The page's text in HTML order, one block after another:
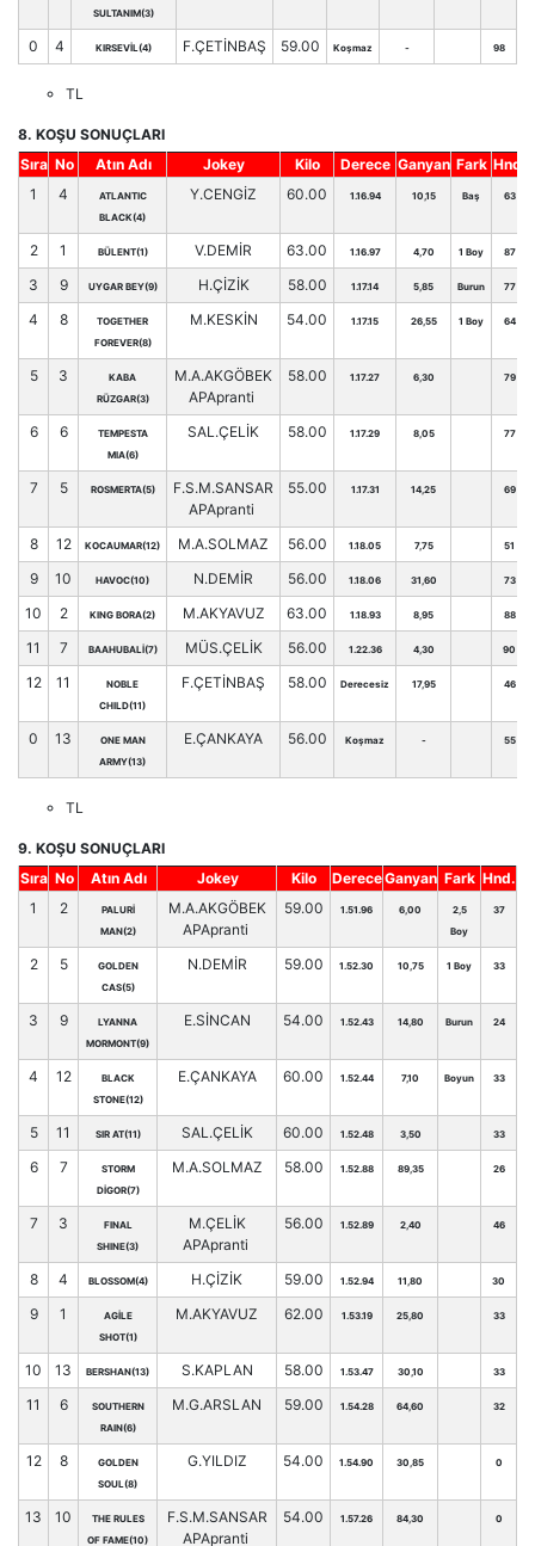
SULTANIM(3)
0 4 KIRSEVİL(4) F.ÇETİNBAŞ 59.00 Koşmaz - 98
TL
8. KOŞU SONUÇLARI
Sıra No Atın Adı Jokey Kilo Derece Ganyan Fark Hnd.
1
4
ATLANTIC
BLACK(4)
Y.CENGİZ 60.00 1.16.94 10,15 Baş 63
2 1 BÜLENT(1) V.DEMİR 63.00 1.16.97 4,70 1 Boy 87
3 9 UYGAR BEY(9) H.ÇİZİK 58.00 1.17.14 5,85 Burun 77
4 8
TOGETHER
FOREVER(8)
M.KESKİN 54.00 1.17.15 26,55 1 Boy 64
5 3
KABA
RÜZGAR(3)
M.A.AKGÖBEK
APApranti
58.00 1.17.27 6,30 79
6 6
TEMPESTA
MIA(6)
SAL.ÇELİK 58.00 1.17.29 8,05 77
7 5 ROSMERTA(5)
F.S.M.SANSAR
APApranti
55.00 1.17.31 14,25 69
8 12 KOCAUMAR(12) M.A.SOLMAZ 56.00 1.18.05 7,75 51
9 10 HAVOC(10) N.DEMİR 56.00 1.18.06 31,60 73
10 2 KING BORA(2) M.AKYAVUZ 63.00 1.18.93 8,95 88
11 7 BAAHUBALİ(7) MÜS.ÇELİK 56.00 1.22.36 4,30 90
12 11
NOBLE
CHILD(11)
F.ÇETİNBAŞ 58.00 Derecesiz 17,95 46
0 13
ONE MAN
ARMY(13)
E.ÇANKAYA 56.00 Koşmaz - 55
TL
9. KOŞU SONUÇLARI
Sıra No Atın Adı Jokey Kilo DereceGanyan Fark Hnd.
1
2
PALURİ
MAN(2)
M.A.AKGÖBEK
APApranti
59.00 1.51.96 6,00
2,5
Boy
37
2 5
GOLDEN
CAS(5)
N.DEMİR 59.00 1.52.30 10,75 1 Boy 33
3 9
LYANNA
MORMONT(9)
E.SİNCAN 54.00 1.52.43 14,80 Burun 24
4 12
BLACK
STONE(12)
E.ÇANKAYA 60.00 1.52.44 7,10 Boyun 33
5 11 SIR AT(11) SAL.ÇELİK 60.00 1.52.48 3,50 33
6 7
STORM
DİGOR(7)
M.A.SOLMAZ 58.00 1.52.88 89,35 26
7 3
FINAL
SHINE(3)
M.ÇELİK
APApranti
56.00 1.52.89 2,40 46
8 4 BLOSSOM(4) H.ÇİZİK 59.00 1.52.94 11,80 30
9 1
AGİLE
SHOT(1)
M.AKYAVUZ 62.00 1.53.19 25,80 33
10 13 BERSHAN(13) S.KAPLAN 58.00 1.53.47 30,10 33
11 6
SOUTHERN
RAIN(6)
M.G.ARSLAN 59.00 1.54.28 64,60 32
12 8
GOLDEN
SOUL(8)
G.YILDIZ 54.00 1.54.90 30,85 0
13 10
THE RULES
OF FAME(10)
F.S.M.SANSAR
APApranti
54.00 1.57.26 84,30 0